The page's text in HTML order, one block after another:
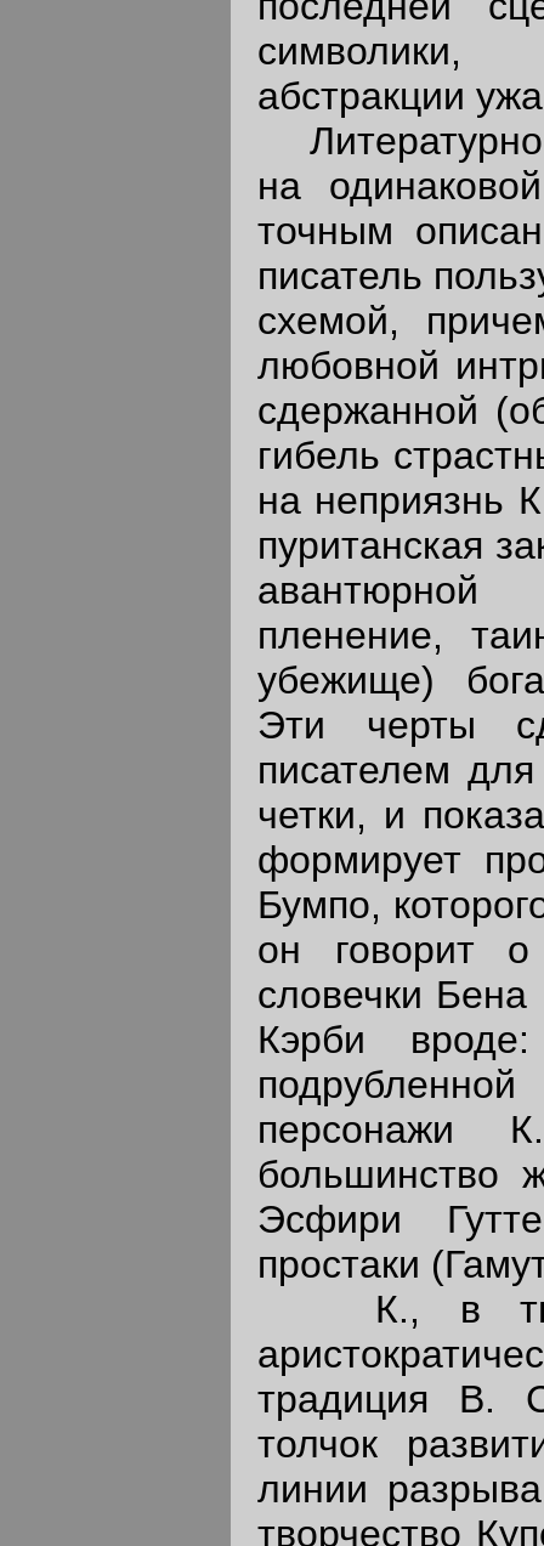
символики,
абстракции
на
точным
писатель
схемой,
любовной
сдержанной
гибель
на неприязнь
пуританская
авантюрной
пленение,
убежище)
Эти черты
писателем
четки, и
формирует
Бумпо,
он говорит
словечки
Кэрби
персонажи
большинство
Эсфири
простаки
К., в
традиция В.
толчок
линии
творчество